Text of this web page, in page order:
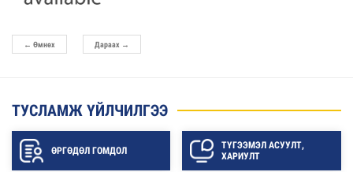
← Өмнөх Дараах →
ТУСЛАМЖ ҮЙЛЧИЛГЭЭ
ӨРГӨДӨЛ ГОМДОЛ
ТҮГЭЭМЭЛ АСУУЛТ,
ХАРИУЛТ